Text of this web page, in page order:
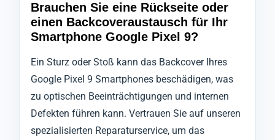
Brauchen Sie eine Rückseite oder
einen Backcoveraustausch für Ihr
Smartphone Google Pixel 9?
Ein Sturz oder Stoß kann das Backcover Ihres
Google Pixel 9 Smartphones beschädigen, was
zu optischen Beeinträchtigungen und internen
Defekten führen kann. Vertrauen Sie auf unseren
spezialisierten Reparaturservice, um das